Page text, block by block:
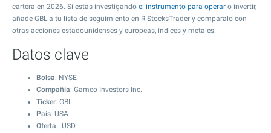
cartera en 2026. Si estás investigando el instrumento para operar o invertir,
añade GBL a tu lista de seguimiento en R StocksTrader y compáralo con
otras acciones estadounidenses y europeas, índices y metales.
Datos clave
Bolsa: NYSE
Compañía: Gamco Investors Inc.
Ticker: GBL
País: USA
Oferta: USD